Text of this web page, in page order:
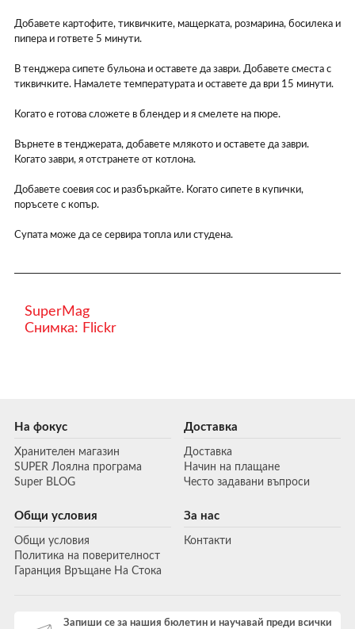
Добавете картофите, тиквичките, мащерката, розмарина, босилека и
пипера и гответе 5 минути.
В тенджера сипете бульона и оставете да заври. Добавете сместа с
тиквичките. Намалете температурата и оставете да ври 15 минути.
Когато е готова сложете в блендер и я смелете на пюре.
Върнете в тенджерата, добавете млякото и оставете да заври.
Когато заври, я отстранете от котлона.
Добавете соевия сос и разбъркайте. Когато сипете в купички,
поръсете с копър.
Супата може да се сервира топла или студена.
SuperMag
Снимка: Flickr
На фокус
Хранителен магазин
SUPER Лоялна програма
Super BLOG
Доставка
Доставка
Начин на плащане
Често задавани въпроси
Общи условия
Общи условия
Политика на поверителност
Гаранция Връщане На Стока
За нас
Контакти
Запиши се за нашия бюлетин и научавай преди всички